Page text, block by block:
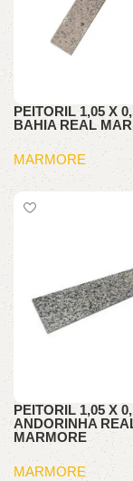
PEITORIL 1,05 X
BAHIA REAL
MARMORE
PEITORIL 1,05 X
ANDORINHA
MARMORE
MARMORE